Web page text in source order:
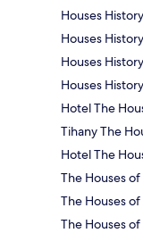
Houses
Houses
Houses
Houses
Hotel The
Tihany The
Hotel The
The Houses
The Houses
The Houses